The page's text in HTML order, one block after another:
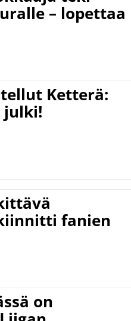
– lopettaa
Ketterä:
julki!
fanien
on